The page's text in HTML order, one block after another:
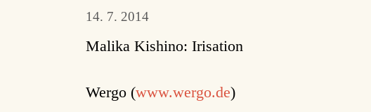
14. 7. 2014
Malika Kishino: Irisation
Wergo (www.wergo.de)